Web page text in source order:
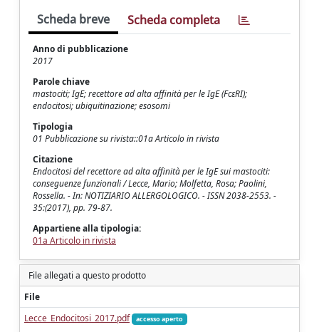
Scheda breve Scheda completa
Anno di pubblicazione
2017
Parole chiave
mastociti; IgE; recettore ad alta affinità per le IgE (FcεRI);
endocitosi; ubiquitinazione; esosomi
Tipologia
01 Pubblicazione su rivista::01a Articolo in rivista
Citazione
Endocitosi del recettore ad alta affinità per le IgE sui mastociti:
conseguenze funzionali / Lecce, Mario; Molfetta, Rosa; Paolini,
Rossella. - In: NOTIZIARIO ALLERGOLOGICO. - ISSN 2038-2553. -
35:(2017), pp. 79-87.
Appartiene alla tipologia:
01a Articolo in rivista
File allegati a questo prodotto
File
Lecce_Endocitosi_2017.pdf
accesso aperto